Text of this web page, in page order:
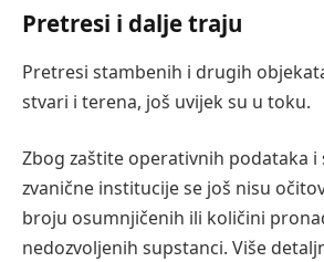
Pretresi i dalje traju
Pretresi stambenih i drugih
stvari i terena, još uvijek su u toku.
Zbog zaštite operativnih podataka i
zvanične institucije se još nisu
broju osumnjičenih ili količini
nedozvoljenih supstanci. Više